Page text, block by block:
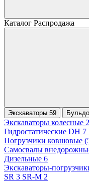
Каталог Распродажа
Экскаваторы 59
Экскаваторы колесные 2
Гидростатические DH 7
Погрузчики ковшовые
Самосвалы
Дизельные 6
Экскаваторы-
SR 3 SR-M 2